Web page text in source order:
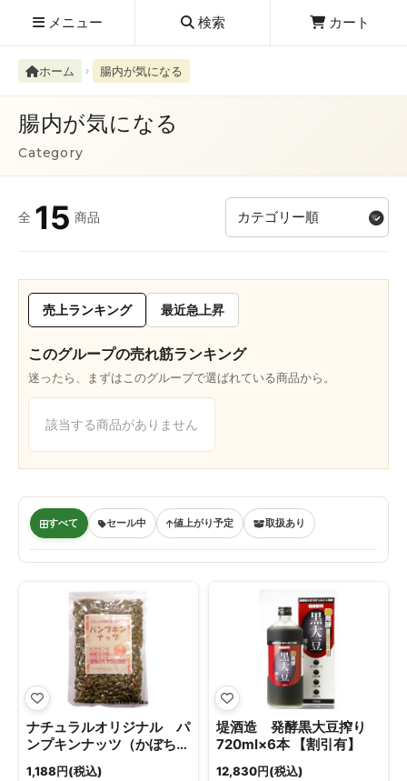
メニュー 検索 カート
検索履歴
ホーム 腸内が気になる
腸内が気になる
Category
全 15 商品
このグループの売れ筋ランキング
迷ったら、まずはこのグループで選ばれている商品から。
売上ランキング 最近急上昇
該当する商品がありません
すべて セール中 値上がり予定 取扱あり
ナチュラルオリジナル パ
ンプキンナッツ（かぼちゃ
の種）150ｇ
1,188円(税込)
堤酒造 発酵黒大豆搾り
720ml×6本 【割引有】
12,830円(税込)